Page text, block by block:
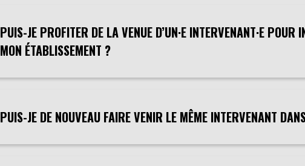
PUIS-JE PROFITER DE LA VENUE D’UN·E INTERVENANT·E POUR
MON ÉTABLISSEMENT ?
PUIS-JE DE NOUVEAU FAIRE VENIR LE MÊME INTERVENANT